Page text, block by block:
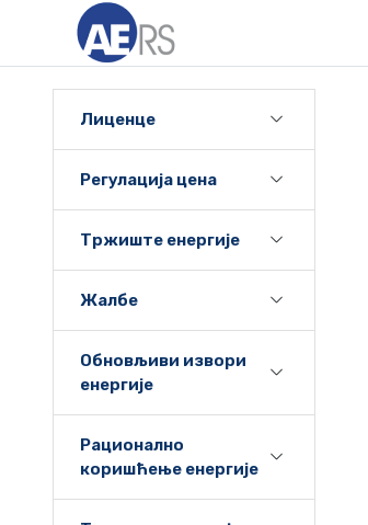
Лиценце
Регулација цена
Тржиште енергије
Жалбе
Обновљиви извори
енергије
Рационално
коришћење енергије